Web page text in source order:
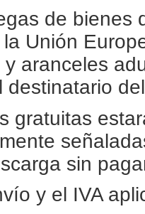
de bienes
Unión
aranceles
destinatario
gratuitas
sin
y el IVA